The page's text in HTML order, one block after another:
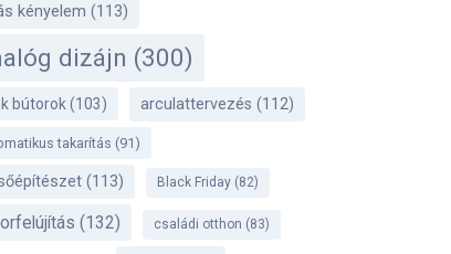
kényelem (113)
dizájn (300)
bútorok (103) arculattervezés (112)
takarítás (91)
(113) Black Friday(82)
(132) családi otthon (83)